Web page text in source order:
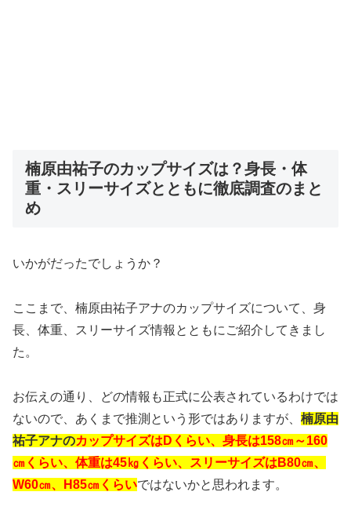
楠原由祐子のカップサイズは？身長・体
重・スリーサイズとともに徹底調査のまと
め
いかがだったでしょうか？
ここまで、楠原由祐子アナのカップサイズについて、身
長、体重、スリーサイズ情報とともにご紹介してきまし
た。
お伝えの通り、どの情報も正式に公表されているわけでは
ないので、あくまで推測という形ではありますが、 楠原由
祐子アナのカップサイズはDくらい、身長は158㎝～160
㎝くらい、体重は45㎏くらい、スリーサイズはB80㎝、
W60㎝、H85㎝くらいではないかと思われます。